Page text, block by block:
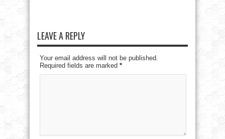
LEAVE A REPLY
Your email address will not be published.
Required fields are marked *